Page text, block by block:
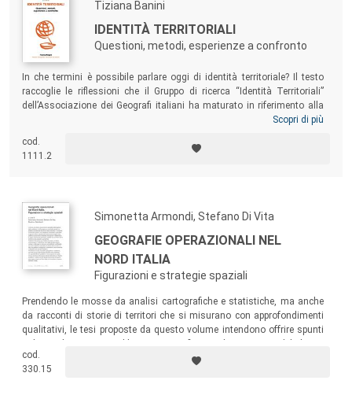
Tiziana Banini
IDENTITÀ TERRITORIALI
Questioni, metodi, esperienze a confronto
In che termini è possibile parlare oggi di identità territoriale? Il testo
raccoglie le riflessioni che il Gruppo di ricerca “Identità Territoriali”
dell’Associazione dei Geografi italiani ha maturato in riferimento alla
dimensione locale, cioè quella ove le priorità programmatiche delineate
esperienze e pratiche quotidiane che fanno del territorio locale un
luogo.
Scopri di più
cod.
1111.2
Simonetta Armondi, Stefano Di Vita
GEOGRAFIE OPERAZIONALI NEL
NORD ITALIA
Figurazioni e strategie spaziali
Prendendo le mosse da analisi cartografiche e statistiche, ma anche
da racconti di storie di territori che si misurano con approfondimenti
qualitativi, le tesi proposte da questo volume intendono offrire spunti
processi di governo delle regioni urbane del Nord Italia, che rimandano
al destino dell’intero Paese.
cod.
330.15